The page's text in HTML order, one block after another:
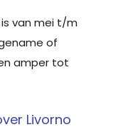
van mei t/m
of
amper tot
Livorno